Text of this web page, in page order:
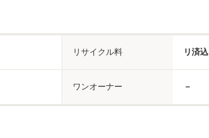
リサイクル料 リ済込
ワンオーナー －